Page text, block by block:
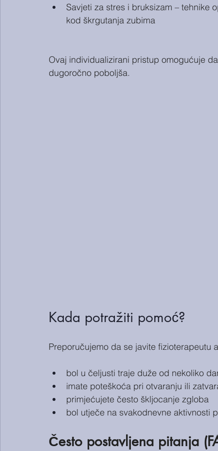
Savjeti za stres i bruksizam – tehnike
kod škrgutanja zubima
Ovaj individualizirani pristup omogućuje
dugoročno poboljša.
Kada potražiti pomoć?
Preporučujemo da se javite fizioterapeutu
bol u čeljusti traje duže od nekoliko
imate poteškoća pri otvaranju ili
primjećujete često škljocanje zgloba
bol utječe na svakodnevne aktivnosti
Često postavljena pitanja